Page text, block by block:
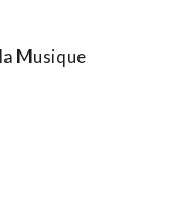
Musique